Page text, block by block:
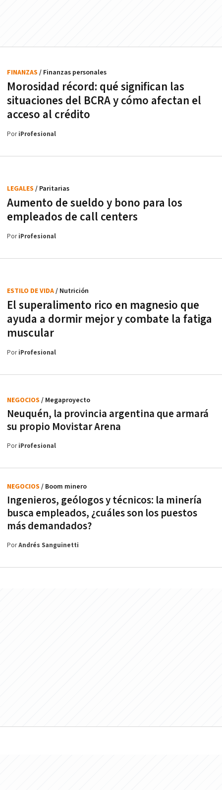
Morosidad récord: qué significan las
situaciones del BCRA y cómo afectan el
acceso al crédito
FINANZAS / Finanzas personales
PoriProfesional
Aumento de sueldo y bono para los
empleados de call centers
LEGALES / Paritarias
PoriProfesional
El superalimento rico en magnesio que
ayuda a dormir mejor y combate la fatiga
muscular
ESTILO DE VIDA/ Nutrición
PoriProfesional
Neuquén, la provincia argentina que armará
su propio Movistar Arena
NEGOCIOS / Megaproyecto
PoriProfesional
Ingenieros, geólogos y técnicos: la minería
busca empleados, ¿cuáles son los puestos
más demandados?
NEGOCIOS / Boom minero
PorAndrés Sanguinetti